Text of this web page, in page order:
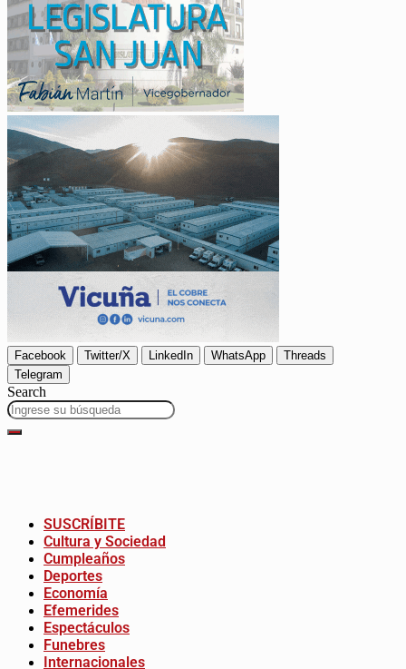
Facebook Twitter/X LinkedIn WhatsApp
Threads
Telegram
Search
SUSCRÍBITE
Cultura y Sociedad
Cumpleaños
Deportes
Economía
Efemerides
Espectáculos
Funebres
Internacionales